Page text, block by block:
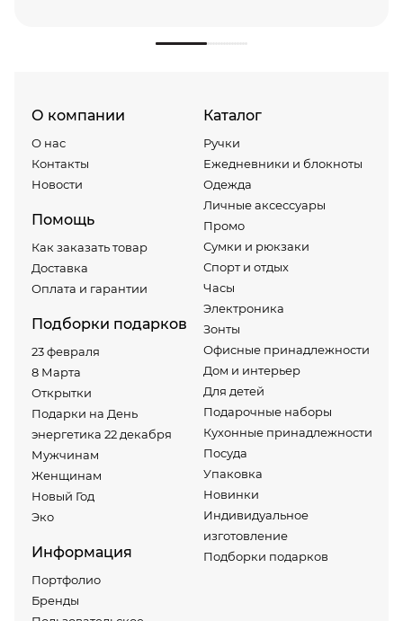
О компании
О нас
Контакты
Новости
Помощь
Как заказать товар
Доставка
Оплата и гарантии
Подборки подарков
23 февраля
8 Марта
Открытки
Подарки на День
энергетика 22 декабря
Мужчинам
Женщинам
Новый Год
Эко
Информация
Портфолио
Бренды
Каталог
Ручки
Ежедневники и блокноты
Одежда
Личные аксессуары
Промо
Сумки и рюкзаки
Спорт и отдых
Часы
Электроника
Зонты
Офисные принадлежности
Дом и интерьер
Для детей
Подарочные наборы
Кухонные принадлежности
Посуда
Упаковка
Новинки
Индивидуальное
изготовление
Подборки подарков